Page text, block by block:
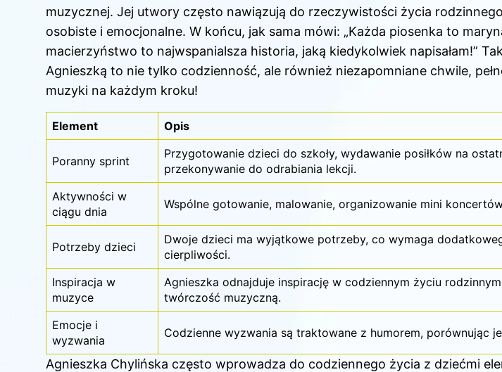
muzycznej. Jej utwory często nawiązują do rzeczywistości życia
osobiste i emocjonalne. W końcu, jak sama mówi: „Każda piosenka to
macierzyństwo to najwspanialsza historia, jaką kiedykolwiek napisałam!”
Agnieszką to nie tylko codzienność, ale również niezapomniane chwile,
muzyki na każdym kroku!
Element Opis
Poranny sprint
Przygotowanie dzieci do szkoły, wydawanie posiłków na
przekonywanie do odrabiania lekcji.
Aktywności w
ciągu dnia
Wspólne gotowanie, malowanie, organizowanie mini
Potrzeby dzieci
Dwoje dzieci ma wyjątkowe potrzeby, co wymaga
cierpliwości.
Inspiracja w
muzyce
Agnieszka odnajduje inspirację w codziennym życiu
twórczość muzyczną.
Emocje i
wyzwania
Codzienne wyzwania są traktowane z humorem, porównując
Agnieszka Chylińska często wprowadza do codziennego życia z dziećmi